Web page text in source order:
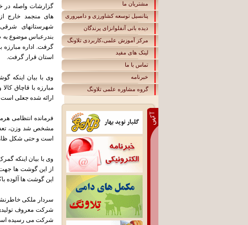
مشتریان ما
پتانسیل توسعه کشاورزی و دامپروری
دیده بانی آنفلوانزای پرندگان
مرکز آموزش علمی،کاربردی تلاونگ
لينک های مفيد
تماس با ما
خبرنامه
گروه مشاوره علمی تلاونگ
گزارشات واصله
های منجمد خارج
شهرستانهای
بندرعباس موضوع به
گرفت. اداره مبارزه
استان قرار گرفت.
وی با بیان اینکه
مبارزه با قاچاق
ارائه شده جعلی است
فرمانده انتظامی
مشخص شد وزن،
است و حتی شکل
وی با بیان اینکه
از این گوشت ها
این گوشت ها آلوده
شرکت معروف
شرکت می رسیده